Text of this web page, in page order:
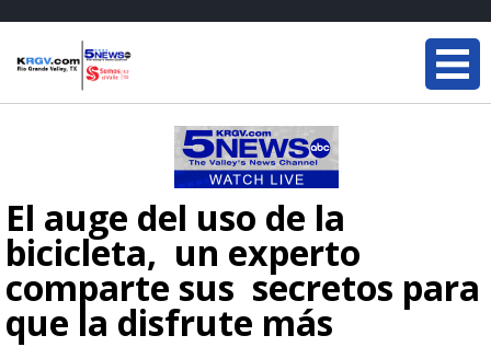
El auge del uso de la
bicicleta, un experto
comparte sus secretos para
que la disfrute más